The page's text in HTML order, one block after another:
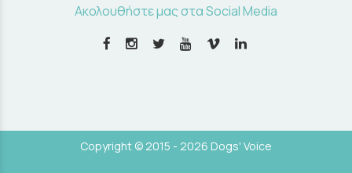
Ακολουθήστε μας στα Social Media
Copyright © 2015 - 2026 Dogs' Voice